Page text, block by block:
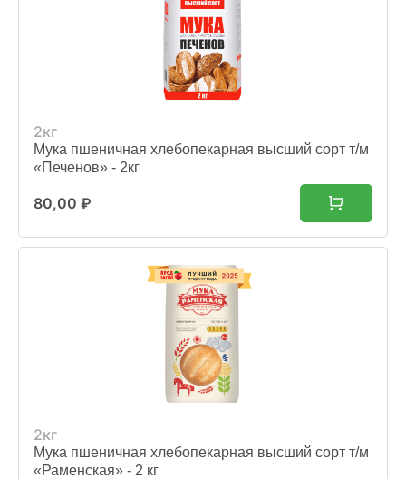
2кг
Мука пшеничная хлебопекарная высший сорт т/м
«Печенов» - 2кг
80,00 ₽
2кг
Мука пшеничная хлебопекарная высший сорт т/м
«Раменская» - 2 кг